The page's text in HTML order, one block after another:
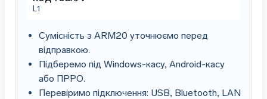
L1
Сумісність з ARM20 уточнюємо перед
відправкою.
Підберемо під Windows-касу, Android-касу
або ПРРО.
Перевіримо підключення: USB, Bluetooth, LAN